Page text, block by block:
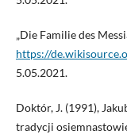
„Die Familie des
https://
5.05.2021.
Doktór, J. (1991),
tradycji